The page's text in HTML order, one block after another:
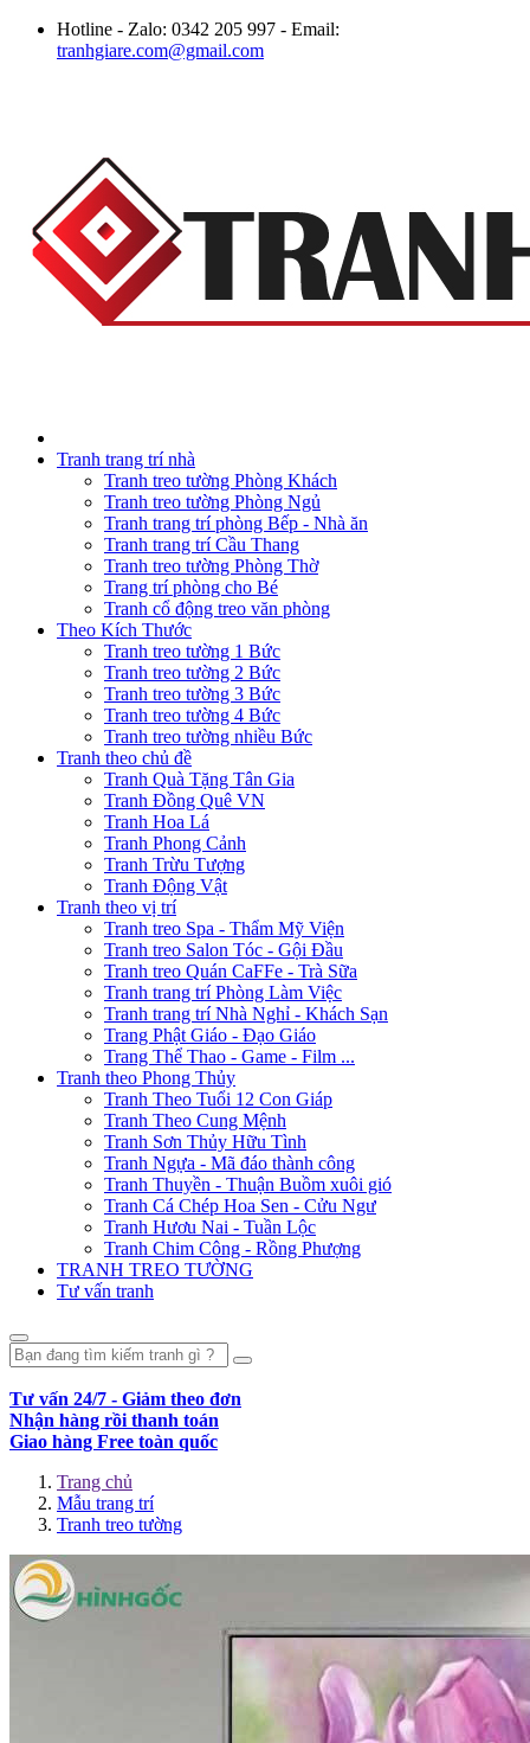
Hotline - Zalo: 0342 205 997 - Email:
tranhgiare.com@gmail.com
Tranh trang trí nhà
Tranh treo tường Phòng Khách
Tranh treo tường Phòng Ngủ
Tranh trang trí phòng Bếp - Nhà ăn
Tranh trang trí Cầu Thang
Tranh treo tường Phòng Thờ
Trang trí phòng cho Bé
Tranh cổ động treo văn phòng
Theo Kích Thước
Tranh treo tường 1 Bức
Tranh treo tường 2 Bức
Tranh treo tường 3 Bức
Tranh treo tường 4 Bức
Tranh treo tường nhiều Bức
Tranh theo chủ đề
Tranh Quà Tặng Tân Gia
Tranh Đồng Quê VN
Tranh Hoa Lá
Tranh Phong Cảnh
Tranh Trừu Tượng
Tranh Động Vật
Tranh theo vị trí
Tranh treo Spa - Thẩm Mỹ Viện
Tranh treo Salon Tóc - Gội Đầu
Tranh treo Quán CaFFe - Trà Sữa
Tranh trang trí Phòng Làm Việc
Tranh trang trí Nhà Nghỉ - Khách Sạn
Trang Phật Giáo - Đạo Giáo
Trang Thể Thao - Game - Film ...
Tranh theo Phong Thủy
Tranh Theo Tuổi 12 Con Giáp
Tranh Theo Cung Mệnh
Tranh Sơn Thủy Hữu Tình
Tranh Ngựa - Mã đáo thành công
Tranh Thuyền - Thuận Buồm xuôi gió
Tranh Cá Chép Hoa Sen - Cửu Ngư
Tranh Hươu Nai - Tuần Lộc
Tranh Chim Công - Rồng Phượng
TRANH TREO TƯỜNG
Tư vấn tranh
Tư vấn 24/7 - Giảm theo đơn
Nhận hàng rồi thanh toán
Giao hàng Free toàn quốc
Trang chủ
Mẫu trang trí
Tranh treo tường